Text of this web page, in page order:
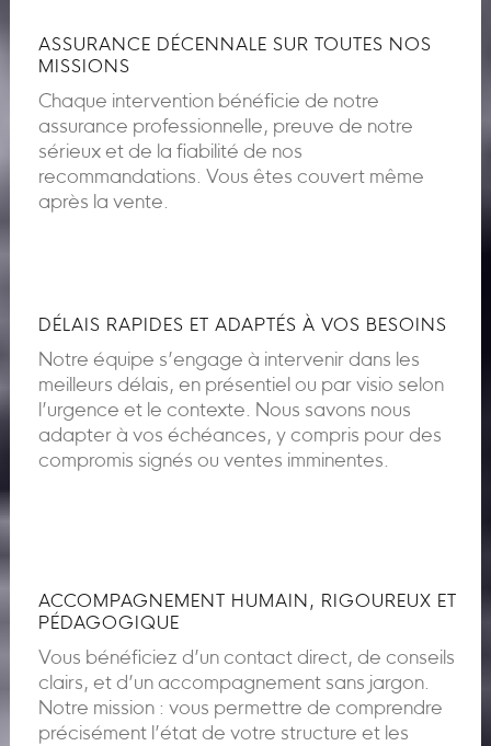
ASSURANCE DÉCENNALE SUR TOUTES NOS
MISSIONS
Chaque intervention bénéficie de notre
assurance professionnelle, preuve de notre
sérieux et de la fiabilité de nos
recommandations. Vous êtes couvert même
après la vente.
DÉLAIS RAPIDES ET ADAPTÉS À VOS BESOINS
Notre équipe s’engage à intervenir dans les
meilleurs délais, en présentiel ou par visio selon
l’urgence et le contexte. Nous savons nous
adapter à vos échéances, y compris pour des
compromis signés ou ventes imminentes.
ACCOMPAGNEMENT HUMAIN, RIGOUREUX ET
PÉDAGOGIQUE
Vous bénéficiez d’un contact direct, de conseils
clairs, et d’un accompagnement sans jargon.
Notre mission : vous permettre de comprendre
précisément l’état de votre structure et les